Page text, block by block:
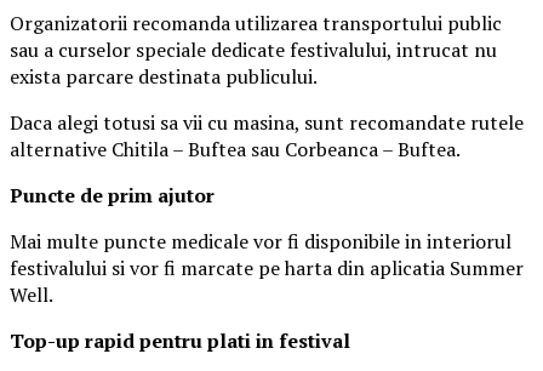
Organizatorii recomanda utilizarea transportului public
sau a curselor speciale dedicate festivalului, intrucat nu
exista parcare destinata publicului.
Daca alegi totusi sa vii cu masina, sunt recomandate rutele
alternative Chitila – Buftea sau Corbeanca – Buftea.
Puncte de prim ajutor
Mai multe puncte medicale vor fi disponibile in interiorul
festivalului si vor fi marcate pe harta din aplicatia Summer
Well.
Top-up rapid pentru plati in festival